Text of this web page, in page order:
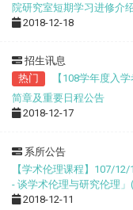
院研究室短期学习进修介
2018-12-18
招生讯息
热门
【108学年度入
简章及重要日程公告
2018-12-17
系所公告
【学术伦理课程】107/
- 谈学术伦理与研究伦理
2018-12-11